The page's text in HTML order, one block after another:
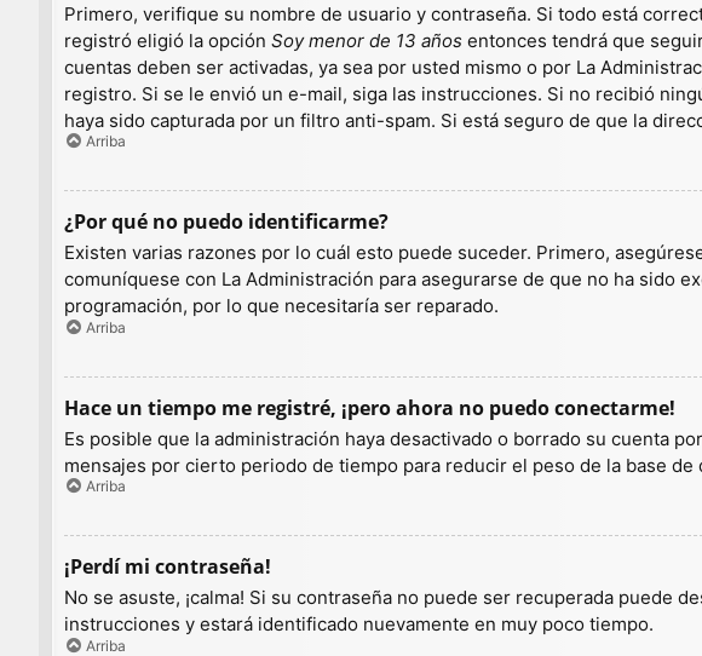
Primero, verifique su nombre de usuario y contraseña. Si todo está
registró eligió la opción Soy menor de 13 años entonces tendrá que
cuentas deben ser activadas, ya sea por usted mismo o por La
registro. Si se le envió un e-mail, siga las instrucciones. Si no recibió
haya sido capturada por un filtro anti-spam. Si está seguro de que la
Arriba
¿Por qué no puedo identificarme?
Existen varias razones por lo cuál esto puede suceder. Primero,
comuníquese con La Administración para asegurarse de que no ha sido
programación, por lo que necesitaría ser reparado.
Arriba
Hace un tiempo me registré, ¡pero ahora no puedo conectarme!
Es posible que la administración haya desactivado o borrado su cuenta
mensajes por cierto periodo de tiempo para reducir el peso de la base
Arriba
¡Perdí mi contraseña!
No se asuste, ¡calma! Si su contraseña no puede ser recuperada puede
instrucciones y estará identificado nuevamente en muy poco tiempo.
Arriba